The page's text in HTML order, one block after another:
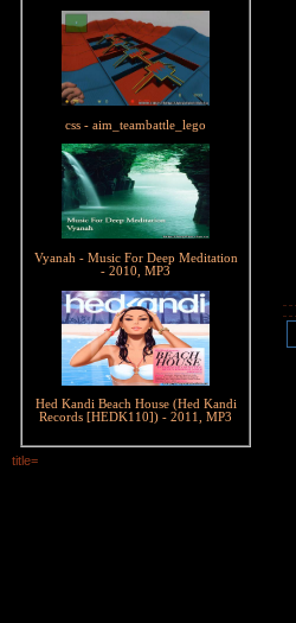
css - aim_teambattle_lego
Vyanah - Music For Deep Meditation
- 2010, MP3
Hed Kandi Beach House (Hed Kandi
Records [HEDK110]) - 2011, MP3
title=